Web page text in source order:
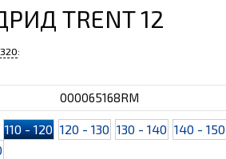
TRENT 12
:
000065168RM
110 - 120 120 - 130 130 - 140 140 - 150